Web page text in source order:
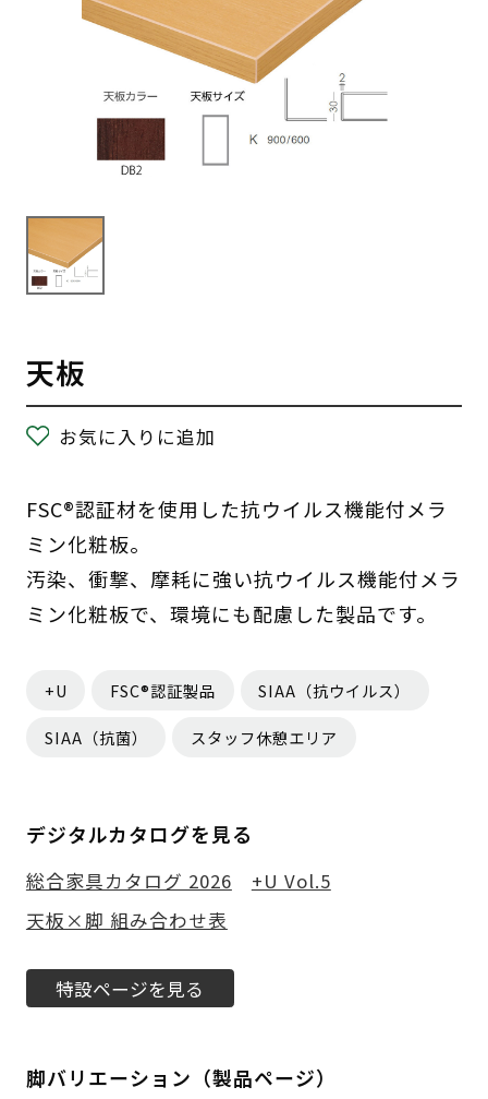
天板
お気に入りに追加
FSC®認証材を使用した抗ウイルス機能付メラ
ミン化粧板。
汚染、衝撃、摩耗に強い抗ウイルス機能付メラ
ミン化粧板で、環境にも配慮した製品です。
+U FSC®認証製品 SIAA（抗ウイルス）
SIAA（抗菌） スタッフ休憩エリア
デジタルカタログを見る
総合家具カタログ 2026
+U Vol.5
天板×脚 組み合わせ表
特設ページを見る
脚バリエーション（製品ページ）